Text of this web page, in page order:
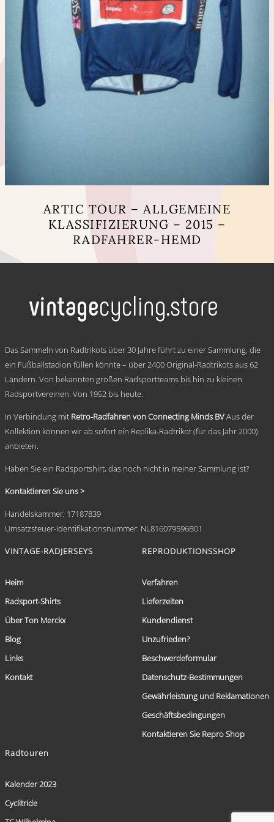
ARTIC TOUR – ALLGEMEINE
KLASSIFIZIERUNG – 2015 –
RADFAHRER-HEMD
Varianten
können
auf
der
Produktseite
Das Sammeln von Radtrikots über 30 Jahre führt zu einer Sammlung, die
ein Fußballstadion füllen könnte – über 2400 Original-Radtrikots aus 62
Ländern. Von bekannten großen Radsportteams bis hin zu kleinen
Radsportvereinen. Von 1952 bis heute.
In Verbindung mit Retro-Radfahren von Connecting Minds BVAus der
Kollektion können wir ab sofort ein Replika-Radtrikot (für das Jahr 2000)
anbieten.
Haben Sie ein Radsportshirt, das noch nicht in meiner Sammlung ist?
Kontaktieren Sie uns >
Handelskammer: 17187839
Umsatzsteuer-Identifikationsnummer: NL816079596B01
VINTAGE-RADJERSEYS
Heim
Radsport-Shirts
Über Ton Merckx
Blog
Links
Kontakt
REPRODUKTIONSSHOP
Verfahren
Lieferzeiten
Kundendienst
Unzufrieden?
Beschwerdeformular
Datenschutz-Bestimmungen
Gewährleistung und Reklamationen
Geschäftsbedingungen
Kontaktieren Sie Repro Shop
Radtouren
Kalender 2023
Cyclitride